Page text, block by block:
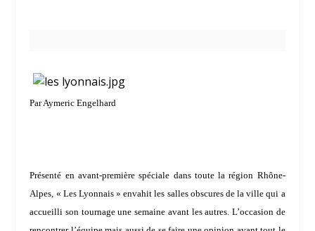
Par Aymeric Engelhard
Présenté en avant-première spéciale dans toute la région Rhône-
Alpes, « Les Lyonnais » envahit les salles obscures de la ville qui a
accueilli son tournage une semaine avant les autres. L’occasion de